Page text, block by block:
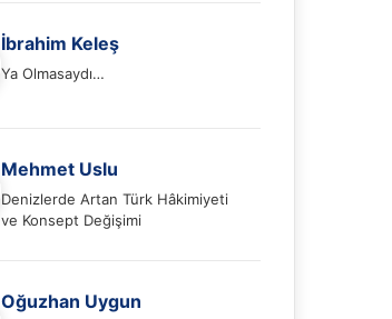
İbrahim Keleş
Ya Olmasaydı…
Mehmet Uslu
Denizlerde Artan Türk Hâkimiyeti
ve Konsept Değişimi
Oğuzhan Uygun